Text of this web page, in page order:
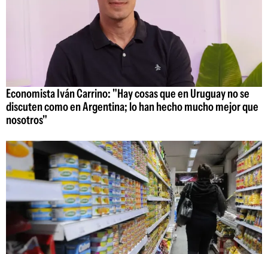
Economista Iván Carrino: "Hay cosas que en Uruguay no se
discuten como en Argentina; lo han hecho mucho mejor que
nosotros"